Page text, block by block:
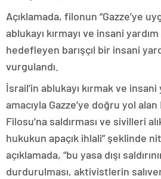
Açıklamada, filonun “Gazze’ye
ablukayı kırmayı ve insani
hedefleyen barışçıl bir insani
vurgulandı.
İsrail’in ablukayı kırmak ve
amacıyla Gazze’ye doğru yol
Filosu’na saldırması ve sivilleri
hukukun apaçık ihlali” şeklinde
açıklamada, “bu yasa dışı
durdurulması, aktivistlerin